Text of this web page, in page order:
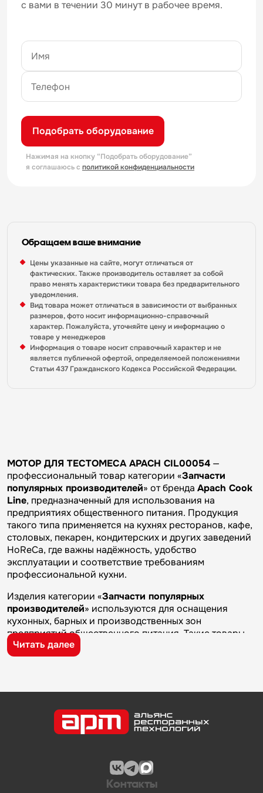
с вами в течении 30 минут в рабочее время.
Подобрать оборудование
Нажимая на кнопку “Подобрать оборудование”
я соглашаюсь с политикой конфиденциальности
Обращаем ваше внимание
Цены указанные на сайте, могут отличаться от
фактических. Также производитель оставляет за собой
право менять характеристики товара без предварительного
уведомления.
Вид товара может отличаться в зависимости от выбранных
размеров, фото носит информационно-справочный
характер. Пожалуйста, уточняйте цену и информацию о
товаре у менеджеров
Информация о товаре носит справочный характер и не
является публичной офертой, определяемоей положениями
Статьи 437 Гражданского Кодекса Российской Федерации.
МОТОР ДЛЯ ТЕСТОМЕСА APACH CIL00054 —
профессиональный товар категории «Запчасти
популярных производителей» от бренда Apach Cook
Line, предназначенный для использования на
предприятиях общественного питания. Продукция
такого типа применяется на кухнях ресторанов, кафе,
столовых, пекарен, кондитерских и других заведений
HoReCa, где важны надёжность, удобство
эксплуатации и соответствие требованиям
профессиональной кухни.
Изделия категории «Запчасти популярных
производителей» используются для оснащения
кухонных, барных и производственных зон
предприятий общественного питания. Такие товары
применяются на профессиональных кухнях
ресторанов и кафе, в столовых, пекарнях,
инвентарь для ежедневной работы.
Apach Cook Lineизвестен на рынке
профессионального оборудования и кухонного
производителя используется на предприятиях
общественного питания и подходит для эксплуатации
Читать далее
Контакты